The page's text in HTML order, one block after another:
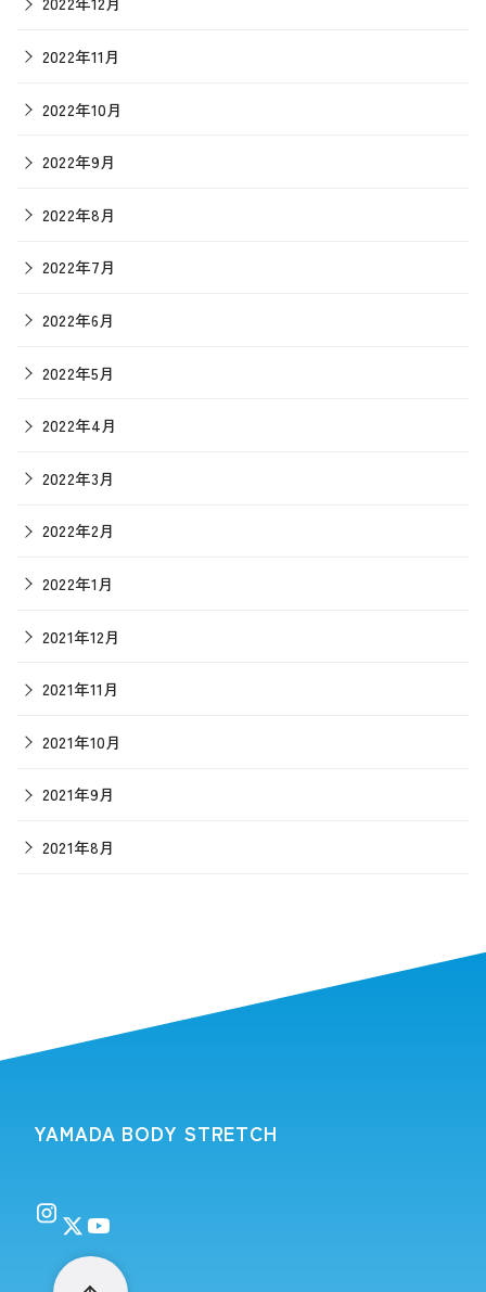
2022年11月
2022年10月
2022年9月
2022年8月
2022年7月
2022年6月
2022年5月
2022年4月
2022年3月
2022年2月
2022年1月
2021年12月
2021年11月
2021年10月
2021年9月
2021年8月
YAMADA BODY STRETCH